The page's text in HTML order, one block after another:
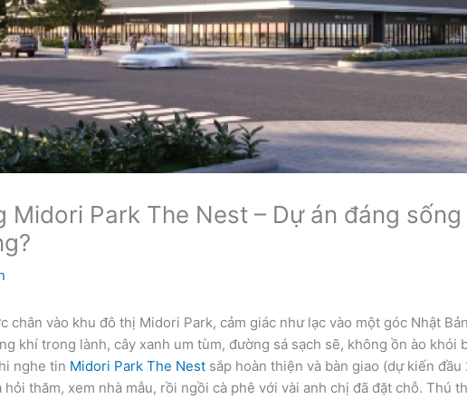
Midori Park The Nest – Dự án đáng sống
chân vào khu đô thị Midori Park, cảm giác như lạc vào một góc Nhật
khí trong lành, cây xanh um tùm, đường sá sạch sẽ, không ồn ào khói
nghe tin Midori Park The Nest sắp hoàn thiện và bàn giao (dự kiến đầu
thăm, xem nhà mẫu, rồi ngồi cà phê với vài anh chị đã đặt chỗ. Thú